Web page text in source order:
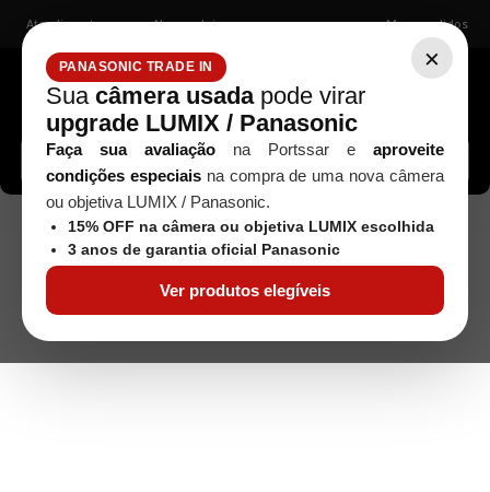
×
PANASONIC TRADE IN
Sua câmera usadapode virar
upgrade LUMIX / Panasonic
Faça sua avaliação na Portssar e aproveite
condições especiaisna compra de uma nova câmera
ou objetiva LUMIX / Panasonic.
15% OFF na câmera ou objetiva LUMIX escolhida
3 anos de garantia oficial Panasonic
Ver produtos elegíveis
Atendimento Nossas lojas Meus pedidos
Buscar câmeras, lentes, acessórios...
Acessórios TAMPA GENÉRICA GREIKA 62MM